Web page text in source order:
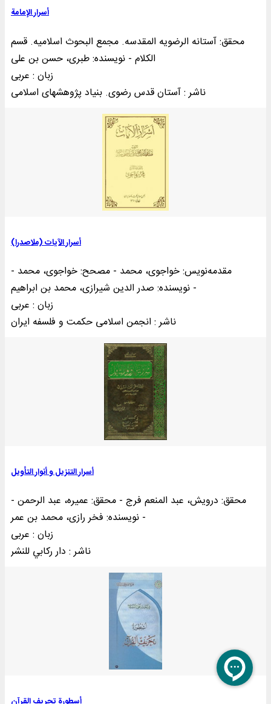
أسرار الإمامة
محقق: آستانه الرضویه المقدسه. مجمع البحوث اسلامیه. قسم
الکلام - نویسنده: طبری، حسن بن علی
زبان : عربی
ناشر : آستان قدس رضوی. بنياد پژوهشهای اسلامى
أسرار الآیات (ملاصدرا)
مقدمه‌نويس: خواجوی، محمد - مصحح: خواجوی، محمد -
نویسنده: صدر الدین شیرازی، محمد بن ابراهیم -
زبان : عربی
ناشر : انجمن اسلامی حکمت و فلسفه ايران
أسرار التنزيل و أنوار التأويل
محقق: درویش، عبد المنعم فرج - محقق: عمیره، عبد الرحمن -
نویسنده: فخر رازی، محمد بن عمر -
زبان : عربی
ناشر : دار رکابي للنشر